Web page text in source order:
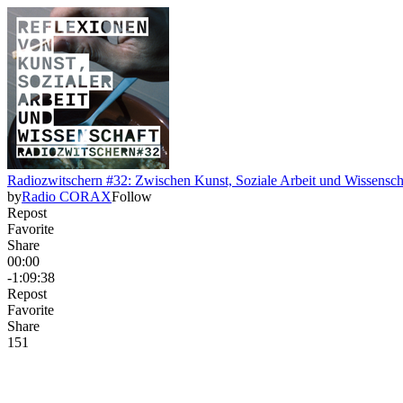
Radiozwitschern #32: Zwischen Kunst, Soziale Arbeit und
byRadio CORAXFollow
Repost
Favorite
Share
00:00
-1:09:38
Repost
Favorite
Share
151